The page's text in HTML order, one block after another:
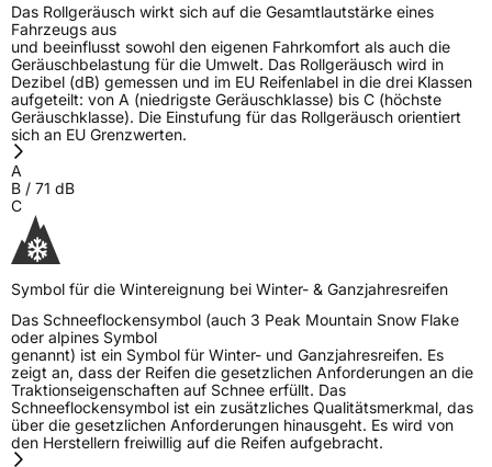
Das Rollgeräusch wirkt sich auf die Gesamtlautstärke eines
Fahrzeugs aus
und beeinflusst sowohl den eigenen Fahrkomfort als auch die
Geräuschbelastung für die Umwelt. Das Rollgeräusch wird in
Dezibel (dB) gemessen und im EU Reifenlabel in die drei Klassen
aufgeteilt: von A (niedrigste Geräuschklasse) bis C (höchste
Geräuschklasse). Die Einstufung für das Rollgeräusch orientiert
sich an EU Grenzwerten.
A
B / 71 dB
C
Symbol für die Wintereignung bei Winter- & Ganzjahresreifen
Das Schneeflockensymbol (auch 3 Peak Mountain Snow Flake
oder alpines Symbol
genannt) ist ein Symbol für Winter- und Ganzjahresreifen. Es
zeigt an, dass der Reifen die gesetzlichen Anforderungen an die
Traktionseigenschaften auf Schnee erfüllt. Das
Schneeflockensymbol ist ein zusätzliches Qualitätsmerkmal, das
über die gesetzlichen Anforderungen hinausgeht. Es wird von
den Herstellern freiwillig auf die Reifen aufgebracht.